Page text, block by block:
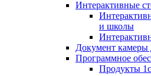
Интерактивные
и школы
Документ камеры
Программное
Продукты 1с